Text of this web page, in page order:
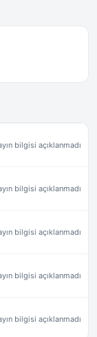
bilgisi açıklanmadı
bilgisi açıklanmadı
bilgisi açıklanmadı
bilgisi açıklanmadı
bilgisi açıklanmadı